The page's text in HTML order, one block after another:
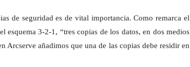
de seguridad es de vital importancia. Como remarca el
esquema 3-2-1, “tres copias de los datos, en dos medios
Arcserve añadimos que una de las copias debe residir en